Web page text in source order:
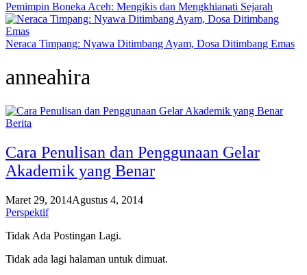
Pemimpin Boneka Aceh: Mengikis dan Mengkhianati Sejarah
Neraca Timpang: Nyawa Ditimbang Ayam, Dosa Ditimbang Emas
anneahira
Berita
Cara Penulisan dan Penggunaan Gelar
Akademik yang Benar
Maret 29, 2014Agustus 4, 2014
Perspektif
Tidak Ada Postingan Lagi.
Tidak ada lagi halaman untuk dimuat.